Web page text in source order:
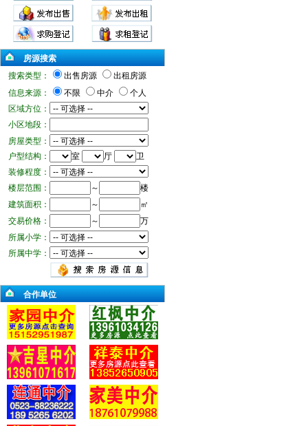
房源搜索
搜索类型：
出售房源
出租房源
信息来源：
不限 中介
个人
区域方位：
小区地段：
房屋类型：
户型结构：
室 厅
卫
装修程度：
楼层范围：
～
楼
建筑面积：
～
㎡
交易价格：
～
万
所属小学：
所属中学：
合作单位